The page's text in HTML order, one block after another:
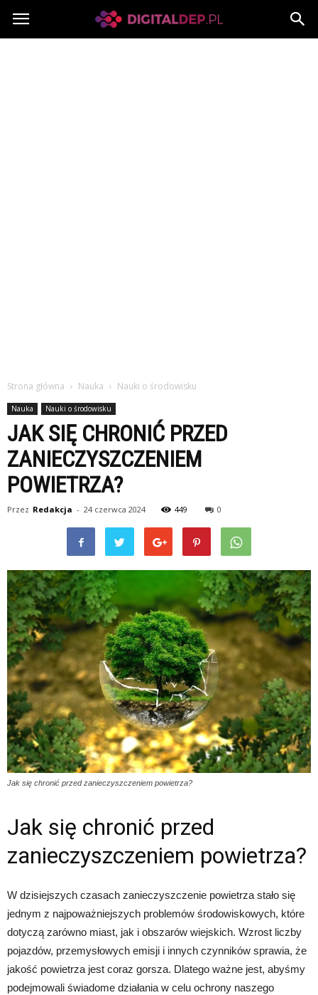
Digitaldep.pl
Strona główna Nauka Nauki o środowisku
Nauka Nauki o środowisku
JAK SIĘ CHRONIĆ PRZED
ZANIECZYSZCZENIEM
POWIETRZA?
Przez Redakcja - 24 czerwca 2024 449 0
Jak się chronić przed zanieczyszczeniem powietrza?
Jak się chronić przed
zanieczyszczeniem powietrza?
W dzisiejszych czasach zanieczyszczenie powietrza stało się
jednym z najpoważniejszych problemów środowiskowych, które
dotyczą zarówno miast, jak i obszarów wiejskich. Wzrost liczby
pojazdów, przemysłowych emisji i innych czynników sprawia, że
jakość powietrza jest coraz gorsza. Dlatego ważne jest, abyśmy
podejmowali świadome działania w celu ochrony naszego